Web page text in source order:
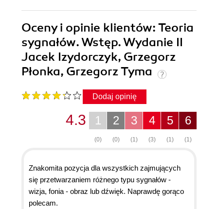
Oceny i opinie klientów: Teoria
sygnałów. Wstęp. Wydanie II
Jacek Izydorczyk, Grzegorz
Płonka, Grzegorz Tyma
Dodaj opinię
6
(1)
5
(1)
4
(3)
3
(1)
2
(0)
1
(0)
4.3
Znakomita pozycja dla wszystkich zajmujących
się przetwarzaniem różnego typu sygnałów -
wizja, fonia - obraz lub dźwięk. Naprawdę gorąco
polecam.